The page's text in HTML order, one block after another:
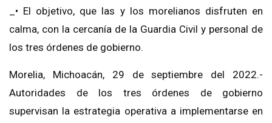
_• El objetivo, que las y los morelianos disfruten en
calma, con la cercanía de la Guardia Civil y personal de
los tres órdenes de gobierno.
Morelia, Michoacán, 29 de septiembre del 2022.-
Autoridades de los tres órdenes de gobierno
supervisan la estrategia operativa a implementarse en